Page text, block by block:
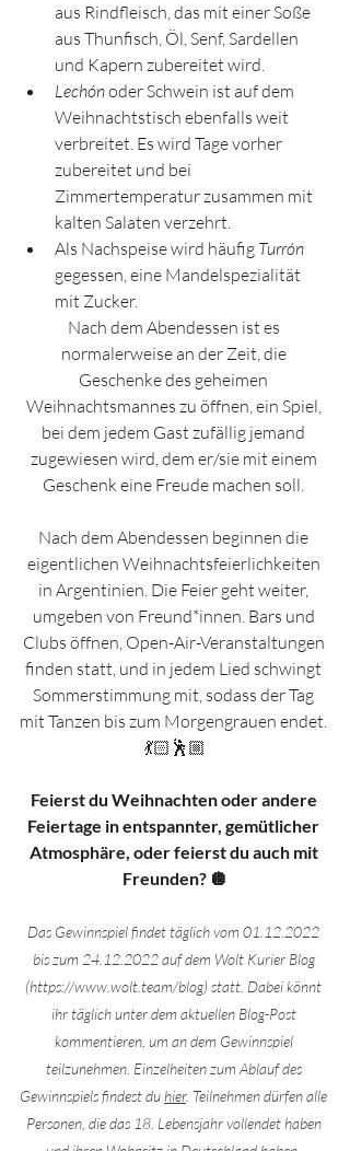
aus Rindfleisch, das mit einer Soße
aus Thunfisch, Öl, Senf, Sardellen
und Kapern zubereitet wird.
Lechón oder Schwein ist auf dem
Weihnachtstisch ebenfalls weit
verbreitet. Es wird Tage vorher
zubereitet und bei
Zimmertemperatur zusammen mit
kalten Salaten verzehrt.
Als Nachspeise wird häufig Turrón
gegessen, eine Mandelspezialität
mit Zucker.
Nach dem Abendessen ist es
normalerweise an der Zeit, die
Geschenke des geheimen
Weihnachtsmannes zu öffnen, ein Spiel,
bei dem jedem Gast zufällig jemand
zugewiesen wird, dem er/sie mit einem
Geschenk eine Freude machen soll.
Nach dem Abendessen beginnen die
eigentlichen Weihnachtsfeierlichkeiten
in Argentinien. Die Feier geht weiter,
umgeben von Freund*innen. Bars und
Clubs öffnen, Open-Air-Veranstaltungen
finden statt, und in jedem Lied schwingt
Sommerstimmung mit, sodass der Tag
mit Tanzen bis zum Morgengrauen endet.
💃🏻🕺🏼
Feierst du Weihnachten oder andere
Feiertage in entspannter, gemütlicher
Atmosphäre, oder feierst du auch mit
Freunden? 🪩
Das Gewinnspiel findet täglich vom 01.12.2022
bis zum 24.12.2022 auf dem Wolt Kurier Blog
(https://www.wolt.team/blog) statt. Dabei könnt
ihr täglich unter dem aktuellen Blog-Post
kommentieren, um an dem Gewinnspiel
teilzunehmen. Einzelheiten zum Ablauf des
Gewinnspiels findest du hier. Teilnehmen dürfen alle
Personen, die das 18. Lebensjahr vollendet haben